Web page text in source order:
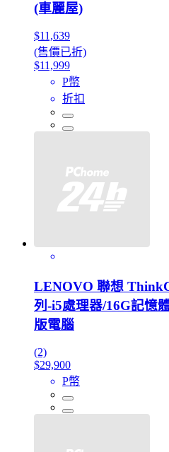
(車麗屋)
$11,639
(售價已折)
$11,999
P幣
折扣
LENOVO 聯想
列-i5處理器/16G記憶
版電腦
(2)
$29,900
P幣